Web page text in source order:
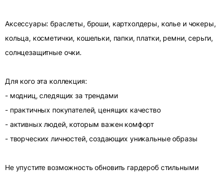
Аксессуары: браслеты, броши, картхолдеры, колье и чокеры,
кольца, косметички, кошельки, папки, платки, ремни, серьги,
солнцезащитные очки.
Для кого эта коллекция:
- модниц, следящих за трендами
- практичных покупателей, ценящих качество
- активных людей, которым важен комфорт
- творческих личностей, создающих уникальные образы
Не упустите возможность обновить гардероб стильными